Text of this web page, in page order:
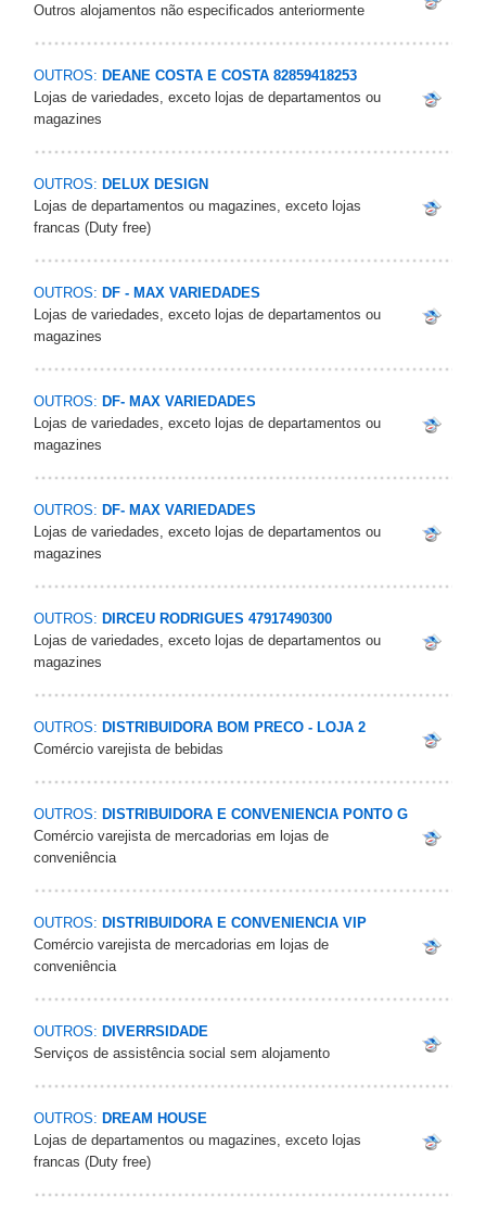
Outros alojamentos não especificados anteriormente
OUTROS: DEANE COSTA E COSTA 82859418253
Lojas de variedades, exceto lojas de departamentos ou
magazines
OUTROS: DELUX DESIGN
Lojas de departamentos ou magazines, exceto lojas
francas (Duty free)
OUTROS: DF - MAX VARIEDADES
Lojas de variedades, exceto lojas de departamentos ou
magazines
OUTROS: DF- MAX VARIEDADES
Lojas de variedades, exceto lojas de departamentos ou
magazines
OUTROS: DF- MAX VARIEDADES
Lojas de variedades, exceto lojas de departamentos ou
magazines
OUTROS: DIRCEU RODRIGUES 47917490300
Lojas de variedades, exceto lojas de departamentos ou
magazines
OUTROS: DISTRIBUIDORA BOM PRECO - LOJA 2
Comércio varejista de bebidas
OUTROS: DISTRIBUIDORA E CONVENIENCIA PONTO G
Comércio varejista de mercadorias em lojas de
conveniência
OUTROS: DISTRIBUIDORA E CONVENIENCIA VIP
Comércio varejista de mercadorias em lojas de
conveniência
OUTROS: DIVERRSIDADE
Serviços de assistência social sem alojamento
OUTROS: DREAM HOUSE
Lojas de departamentos ou magazines, exceto lojas
francas (Duty free)